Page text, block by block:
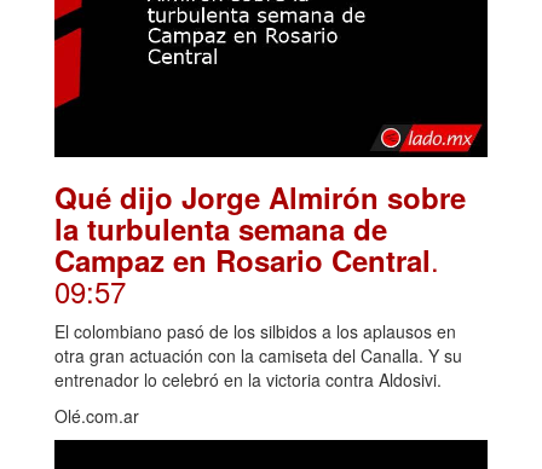
Qué dijo Jorge Almirón sobre
la turbulenta semana de
Campaz en Rosario Central.
09:57
El colombiano pasó de los silbidos a los aplausos en
otra gran actuación con la camiseta del Canalla. Y su
entrenador lo celebró en la victoria contra Aldosivi.
Olé.com.ar